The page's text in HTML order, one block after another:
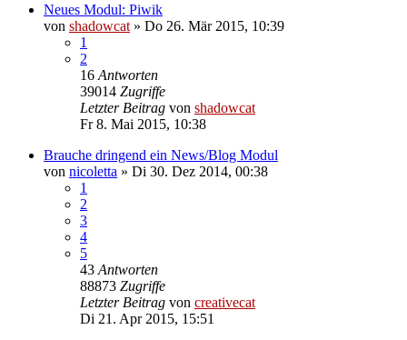
Neues Modul: Piwik
von shadowcat » Do 26. Mär 2015, 10:39
1
2
16 Antworten
39014 Zugriffe
Letzter Beitrag von shadowcat
Fr 8. Mai 2015, 10:38
Brauche dringend ein News/Blog Modul
von nicoletta » Di 30. Dez 2014, 00:38
1
2
3
4
5
43 Antworten
88873 Zugriffe
Letzter Beitrag von creativecat
Di 21. Apr 2015, 15:51